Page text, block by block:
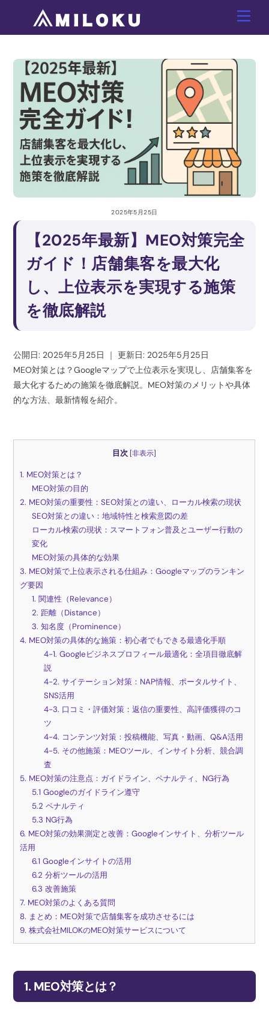
content
2025年5月25日
【2025年最新】MEO対策完全
ガイド！店舗集客を最大化
し、上位表示を実現する施策
を徹底解説
公開日: 2025年5月25日 ｜更新日: 2025年5月25日
MEO対策とは？Googleマップで上位表示を実現し、店舗集客を
最大化するための施策を徹底解説。MEO対策のメリットや具体
的な方法、最新情報を紹介。
目次 [非表示]
1. MEO対策とは？
MEO対策の目的
2. MEO対策の重要性：SEO対策との違い、ローカル検索の現状
SEO対策との違い：地域特性と検索意図の差
ローカル検索の現状：スマートフォン普及とユーザー行動の
変化
MEO対策の具体的な効果
3. MEO対策で上位表示される仕組み：Googleマップのランキン
グ要因
1. 関連性（Relevance）
2. 距離（Distance）
3. 知名度（Prominence）
4. MEO対策の具体的な施策：初心者でもできる最適化手順
4-1. Googleビジネスプロフィール最適化：全項目徹底解
説
4-2. サイテーション対策：NAP情報、ポータルサイト、
SNS活用
4-3. 口コミ・評価対策：返信の重要性、高評価獲得のコ
ツ
4-4. コンテンツ対策：投稿機能、写真・動画、Q&A活用
4-5. その他施策：MEOツール、インサイト分析、競合調
査
5. MEO対策の注意点：ガイドライン、ペナルティ、NG行為
5.1 Googleのガイドライン遵守
5.2 ペナルティ
5.3 NG行為
6. MEO対策の効果測定と改善：Googleインサイト、分析ツール
活用
6.1 Googleインサイトの活用
6.2 分析ツールの活用
6.3 改善施策
7. MEO対策のよくある質問
8. まとめ：MEO対策で店舗集客を成功させるには
9. 株式会社MILOKのMEO対策サービスについて
1. MEO対策とは？